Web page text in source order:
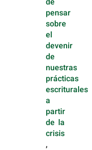
pensar
sobre
el
devenir
de
nuestras
prácticas
escriturales
a
partir
de la
crisis
,